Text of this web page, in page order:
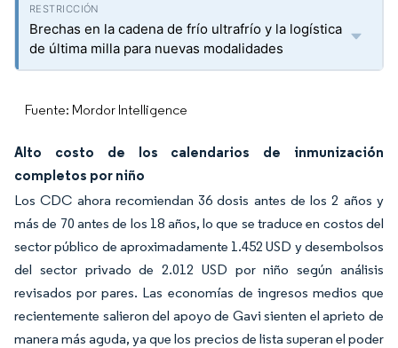
Brechas en la cadena de frío ultrafrío y la logística
de última milla para nuevas modalidades
Fuente: Mordor Intelligence
Alto costo de los calendarios de inmunización
completos por niño
Los CDC ahora recomiendan 36 dosis antes de los 2 años y
más de 70 antes de los 18 años, lo que se traduce en costos del
sector público de aproximadamente 1.452 USD y desembolsos
del sector privado de 2.012 USD por niño según análisis
revisados por pares. Las economías de ingresos medios que
recientemente salieron del apoyo de Gavi sienten el aprieto de
manera más aguda, ya que los precios de lista superan el poder